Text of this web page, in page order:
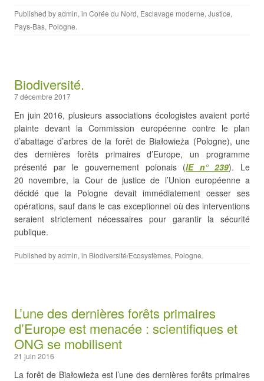
Published byadmin, in Corée du Nord, Esclavage moderne, Justice,
Pays-Bas, Pologne.
Biodiversité.
7 décembre 2017
En juin 2016, plusieurs associations écologistes avaient porté
plainte devant la Commission européenne contre le plan
d’abattage d’arbres de la forêt de Białowieża (Pologne), une
des dernières forêts primaires d’Europe, un programme
présenté par le gouvernement polonais (IE n° 239). Le
20 novembre, la Cour de justice de l’Union européenne a
décidé que la Pologne devait immédiatement cesser ses
opérations, sauf dans le cas exceptionnel où des interventions
seraient strictement nécessaires pour garantir la sécurité
publique.
Published byadmin, in Biodiversité/Ecosystèmes, Pologne.
L’une des dernières forêts primaires
d’Europe est menacée : scientifiques et
ONG se mobilisent
21 juin 2016
La forêt de Białowieża est l’une des dernières forêts primaires